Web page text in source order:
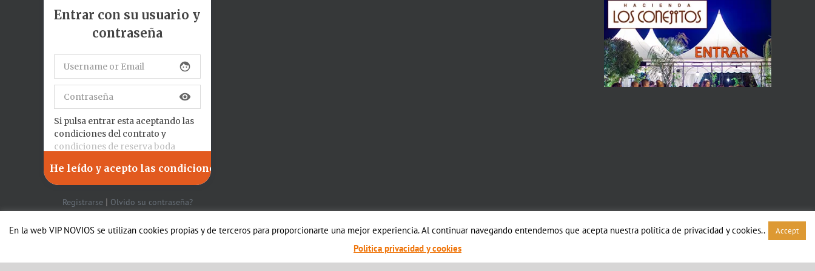
Entrar con su usuario y
contraseña
face
visibility
Si pulsa entrar esta aceptando las
condiciones del contrato y
condiciones de reserva boda
Registrarse| Olvido su contraseña?
Copyright 2012 Avada | All Rights Reserved | Powered byWordPress|Theme Fusion Facebook
En la web VIP NOVIOS se utilizan cookies propias y de terceros para proporcionarte una mejor experiencia. Al continuar navegando entendemos que acepta nuestra política de privacidad y cookies.. Accept
Politica privacidad y cookies